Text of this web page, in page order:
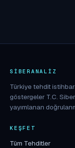
SIBERANALIZ
Türkiye tehdit
göstergeler T.C.
yayımlanan
KEŞFET
Tüm Tehditler